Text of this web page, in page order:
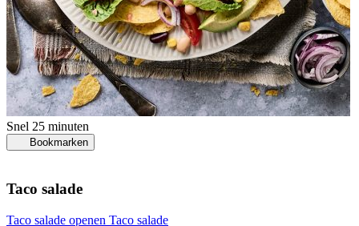
Snel 25 minuten
Bookmarken
Taco salade
Taco salade openen Taco salade